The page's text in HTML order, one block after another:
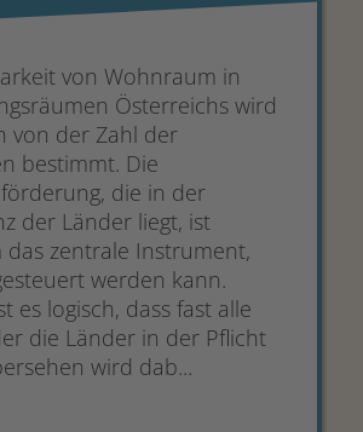
von Wohnraum in
Österreichs wird
von der Zahl der
bestimmt. Die
die in der
der Länder liegt, ist
das zentrale Instrument,
werden kann.
es logisch, dass fast alle
die Länder in der Pflicht
wird dab...